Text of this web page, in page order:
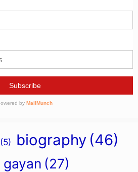
(5) biography (46)
gayan (27)